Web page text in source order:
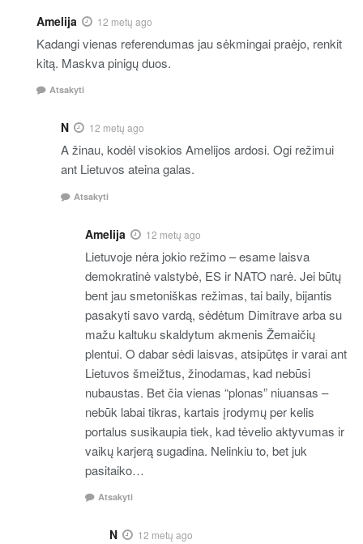
Amelija 12 metų ago
Kadangi vienas referendumas jau sėkmingai praėjo, renkit
kitą. Maskva pinigų duos.
Atsakyti
N 12 metų ago
A žinau, kodėl visokios Amelijos ardosi. Ogi režimui
ant Lietuvos ateina galas.
Atsakyti
Amelija 12 metų ago
Lietuvoje nėra jokio režimo – esame laisva
demokratinė valstybė, ES ir NATO narė. Jei būtų
bent jau smetoniškas režimas, tai baily, bijantis
pasakyti savo vardą, sėdėtum Dimitrave arba su
mažu kaltuku skaldytum akmenis Žemaičių
plentui. O dabar sėdi laisvas, atsipūtęs ir varai ant
Lietuvos šmeižtus, žinodamas, kad nebūsi
nubaustas. Bet čia vienas “plonas” niuansas –
nebūk labai tikras, kartais įrodymų per kelis
portalus susikaupia tiek, kad tėvelio aktyvumas ir
vaikų karjerą sugadina. Nelinkiu to, bet juk
pasitaiko…
Atsakyti
N 12 metų ago